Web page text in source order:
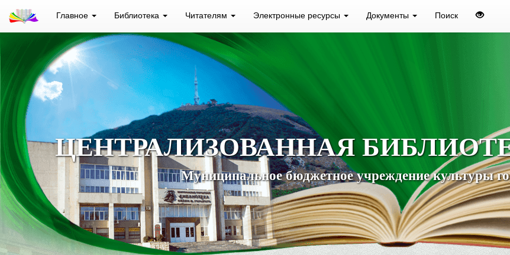
Главное Библиотека Читателям Электронные ресурсы Документы Поиск
ЦЕНТРАЛИЗОВАННАЯ
Муниципальное бюджетное учреждение культуры